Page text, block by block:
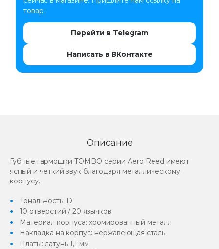
товар:
Перейти в Telegram
Написать в ВКонтакте
Описание
Губные гармошки TOMBO серии Aero Reed имеют
ясный и четкий звук благодаря металлическому
корпусу.
Тональность: D
10 отверстий / 20 язычков
Материал корпуса: хромированный металл
Накладка на корпус: нержавеющая сталь
Платы: латунь 1,1 мм